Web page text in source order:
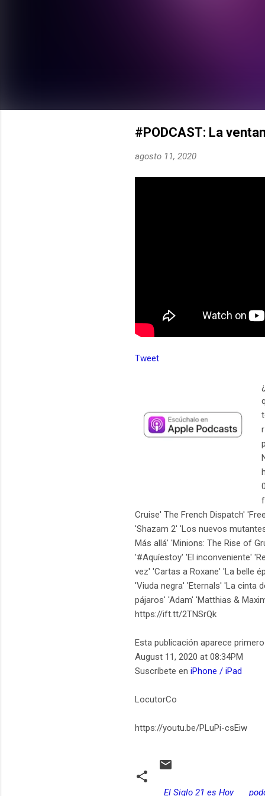
#PODCAST: La
agosto 11, 2020
Tweet
Cruise' The French Dispatch'
'Shazam 2' 'Los nuevos
Más allá' 'Minions: The Rise of
'#Aquíestoy' 'El inconveniente'
vez' 'Cartas a Roxane' 'La belle
'Viuda negra' 'Eternals' 'La cinta
pájaros' 'Adam' 'Matthias &
https://ift.tt/2TNSrQk
Esta publicación aparece
August 11, 2020 at 08:34PM
Suscríbete en iPhone / iPad
LocutorCo
https://youtu.be/PLuPi-csEiw
El Siglo 21 es Hoy